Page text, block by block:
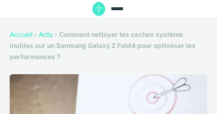
Accueil › Actu › Comment nettoyer les caches système
inutiles sur un Samsung Galaxy Z Fold4 pour optimiser les
performances ?